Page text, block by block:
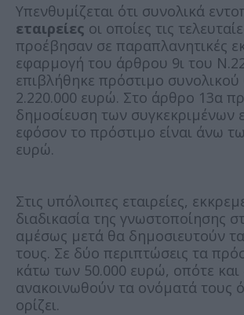
Υπενθυμίζεται ότι συνολικά
εταιρείες οι οποίες τις
προέβησαν σε παραπλανητικές
εφαρμογή του άρθρου 9ι του
επιβλήθηκε πρόστιμο
2.220.000 ευρώ. Στο άρθρο 13α
δημοσίευση των συγκεκριμένων
εφόσον το πρόστιμο είναι άνω
ευρώ.
Στις υπόλοιπες εταιρείες,
διαδικασία της γνωστοποίησης
αμέσως μετά θα δημοσιευτούν τα
τους. Σε δύο περιπτώσεις τα
κάτω των 50.000 ευρώ, οπότε και
ανακοινωθούν τα ονόματά τους
ορίζει.